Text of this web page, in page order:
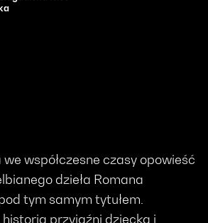
we współczesne czasy opowieść
dzieła Romana
tym samym tytułem.
przyjaźni dziecka i